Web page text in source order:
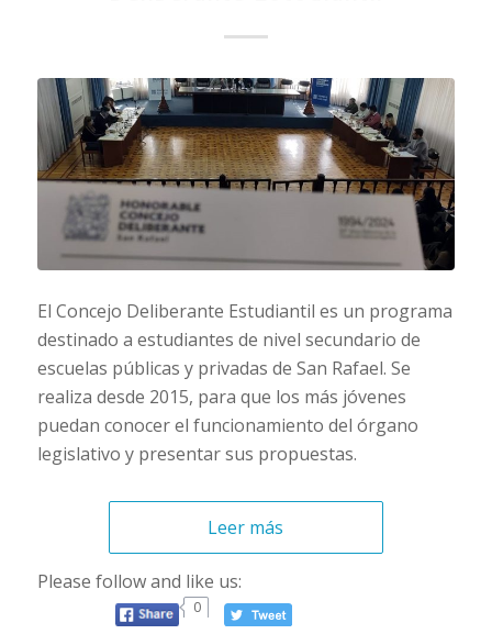
El Concejo Deliberante Estudiantil es un programa
destinado a estudiantes de nivel secundario de
escuelas públicas y privadas de San Rafael. Se
realiza desde 2015, para que los más jóvenes
puedan conocer el funcionamiento del órgano
legislativo y presentar sus propuestas.
Leer más
Please follow and like us:
0